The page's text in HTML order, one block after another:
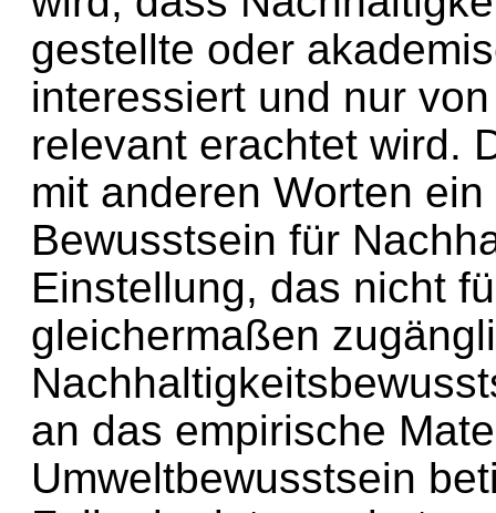
gestellte oder
interessiert und nur
relevant erachtet wird.
mit anderen Worten
Bewusstsein für
Einstellung, das nicht
gleichermaßen
an das empirische
Umweltbewusstsein